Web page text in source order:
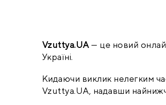
Vzuttya.UA — це новий
Україні.
Кидаючи виклик нелегким
Vzuttya.UA, надавши